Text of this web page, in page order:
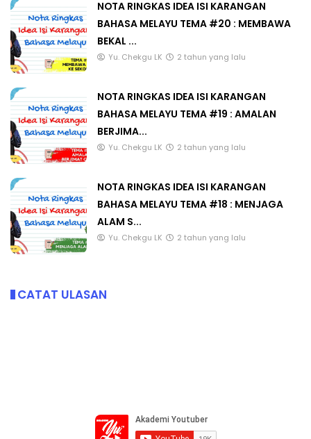
NOTA RINGKAS IDEA ISI KARANGAN
BAHASA MELAYU TEMA #20 : MEMBAWA
BEKAL ...
Yu. Chekgu LK 2 tahun yang lalu
NOTA RINGKAS IDEA ISI KARANGAN
BAHASA MELAYU TEMA #19 : AMALAN
BERJIMA...
Yu. Chekgu LK 2 tahun yang lalu
NOTA RINGKAS IDEA ISI KARANGAN
BAHASA MELAYU TEMA #18 : MENJAGA
ALAM S...
Yu. Chekgu LK 2 tahun yang lalu
CATAT ULASAN